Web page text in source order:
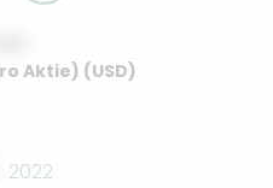
Aktie) (USD)
2022